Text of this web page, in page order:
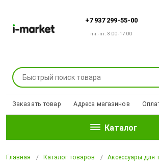
+7 937 299-55-00
пн.-пт. 8:00-17:00
Заказать товар Адреса магазинов
Каталог
Главная Каталог товаров Аксессуары для